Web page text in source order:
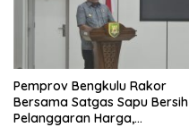
Pemprov Bengkulu Rakor
Bersama Satgas Sapu Bersih
Pelanggaran Harga,